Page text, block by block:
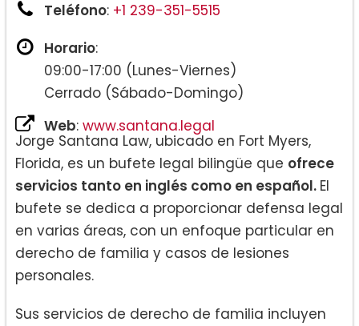
Teléfono: +1 239-351-5515
Horario:
09:00-17:00 (Lunes-Viernes)
Cerrado (Sábado-Domingo)
Web: www.santana.legal
Jorge Santana Law, ubicado en Fort Myers,
Florida, es un bufete legal bilingüe que ofrece
servicios tanto en inglés como en español. El
bufete se dedica a proporcionar defensa legal
en varias áreas, con un enfoque particular en
derecho de familia y casos de lesiones
personales.
Sus servicios de derecho de familia incluyen